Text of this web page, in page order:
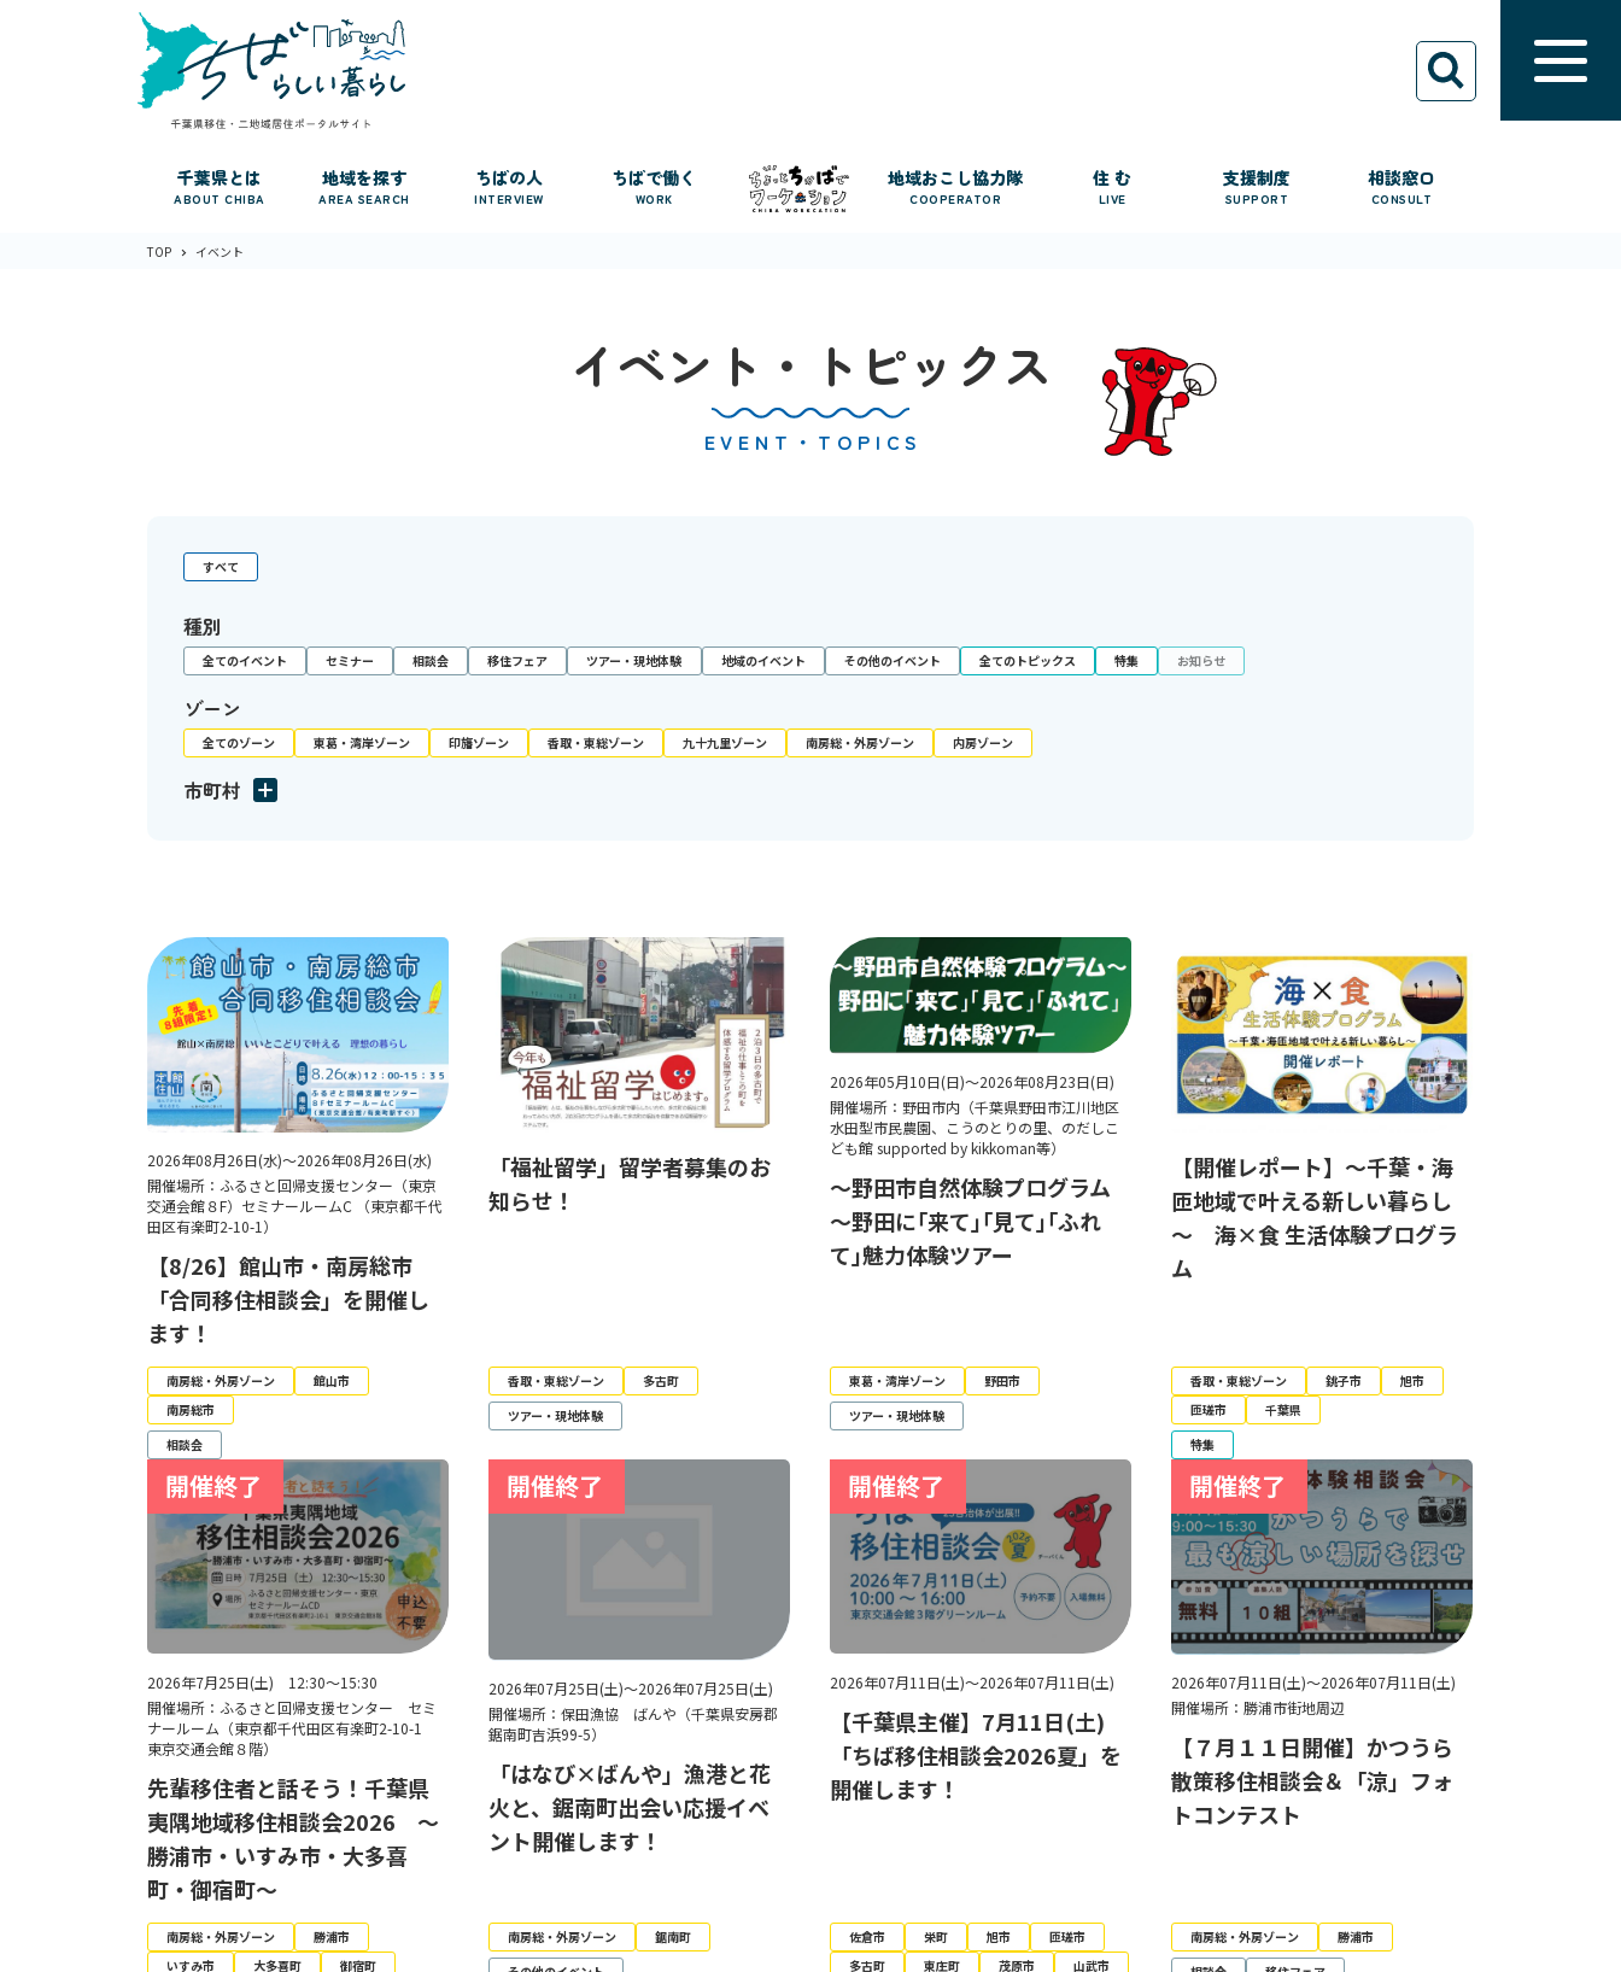
千葉県とは
ABOUT CHIBA
地域を探す
AREA SEARCH
ちばの人
INTERVIEW
ちばで働く
WORK
地域おこし協力隊
COOPERATOR
住 む
LIVE
支援制度
SUPPORT
相談窓口
CONSULT
TOP イベント
イベント・トピックス
EVENT・TOPICS
すべて
種別
全てのイベント セミナー 相談会 移住フェア ツアー・現地体験 地域のイベント その他のイベント 全てのトピックス 特集 お知らせ
ゾーン
全てのゾーン 東葛・湾岸ゾーン 印旛ゾーン 香取・東総ゾーン 九十九里ゾーン 南房総・外房ゾーン 内房ゾーン
市町村
2026年08月26日(水)～2026年08月26日(水)
開催場所：ふるさと回帰支援センター（東京
交通会館８F）セミナールームC （東京都千代
田区有楽町2-10-1）
【8/26】館山市・南房総市
「合同移住相談会」を開催し
ます！
南房総・外房ゾーン
館山市
南房総市
相談会
「福祉留学」留学者募集のお
知らせ！
香取・東総ゾーン
多古町
ツアー・現地体験
2026年05月10日(日)～2026年08月23日(日)
開催場所：野田市内（千葉県野田市江川地区
水田型市民農園、こうのとりの里、のだしこ
ども館 supported by kikkoman等）
～野田市自然体験プログラム
～野田に｢来て｣｢見て｣｢ふれ
て｣魅力体験ツアー
東葛・湾岸ゾーン
野田市
ツアー・現地体験
【開催レポート】～千葉・海
匝地域で叶える新しい暮らし
～ 海×食 生活体験プログラ
ム
香取・東総ゾーン 銚子市
旭市
匝瑳市
千葉県
特集
2026年7月25日(土) 12:30～15:30
開催場所：ふるさと回帰支援センター セミ
ナールーム（東京都千代田区有楽町2-10-1
東京交通会館８階）
先輩移住者と話そう！千葉県
夷隅地域移住相談会2026 ～
勝浦市・いすみ市・大多喜
町・御宿町～
南房総・外房ゾーン
勝浦市
いすみ市
大多喜町
御宿町
2026年07月25日(土)～2026年07月25日(土)
開催場所：保田漁協 ばんや（千葉県安房郡
鋸南町吉浜99-5）
「はなび×ばんや」漁港と花
火と、鋸南町出会い応援イベ
ント開催します！
南房総・外房ゾーン
鋸南町
2026年07月11日(土)～2026年07月11日(土)
【千葉県主催】7月11日(土)
「ちば移住相談会2026夏」を
開催します！
佐倉市 栄町 旭市
匝瑳市
多古町
東庄町 茂原市
山武市
2026年07月11日(土)～2026年07月11日(土)
開催場所：勝浦市街地周辺
【７月１１日開催】かつうら
散策移住相談会＆「涼」フォ
トコンテスト
南房総・外房ゾーン
勝浦市